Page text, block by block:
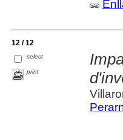
12 / 12
select
print